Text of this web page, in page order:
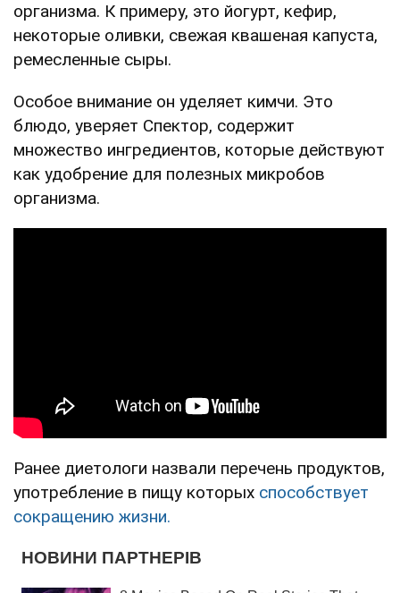
организма. К примеру, это йогурт, кефир,
некоторые оливки, свежая квашеная капуста,
ремесленные сыры.
Особое внимание он уделяет кимчи. Это
блюдо, уверяет Спектор, содержит
множество ингредиентов, которые действуют
как удобрение для полезных микробов
организма.
Ранее диетологи назвали перечень продуктов,
употребление в пищу которых способствует
сокращению жизни.